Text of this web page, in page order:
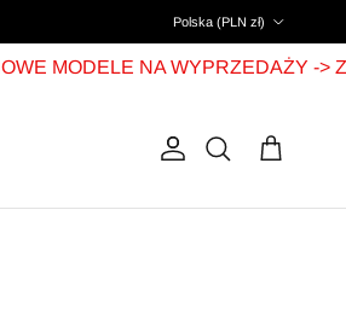
Polska (PLN zł)
MODELE NA WYPRZEDAŻY ->
Konto Szukaj koszyk